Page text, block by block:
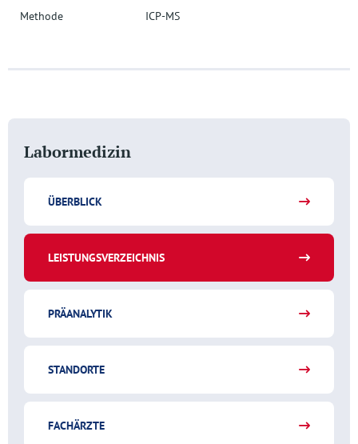
Labormedizin
ÜBERBLICK
LEISTUNGSVERZEICHNIS
PRÄANALYTIK
STANDORTE
FACHÄRZTE
Methode ICP-MS